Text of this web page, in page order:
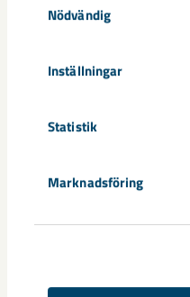
Nödvändig
Inställningar
Statistik
Marknadsföring
Nytt
Nu syns det hur LKAB:s
Anläggningen kommer att